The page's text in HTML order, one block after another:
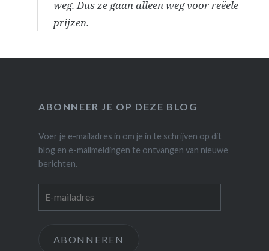
weg. Dus ze gaan alleen weg voor reëele
prijzen.
ABONNEER JE OP DEZE BLOG
Voer je e-mailadres in om je in te schrijven op dit
blog en e-mailmeldingen te ontvangen van nieuwe
berichten.
mailadres
ABONNEREN